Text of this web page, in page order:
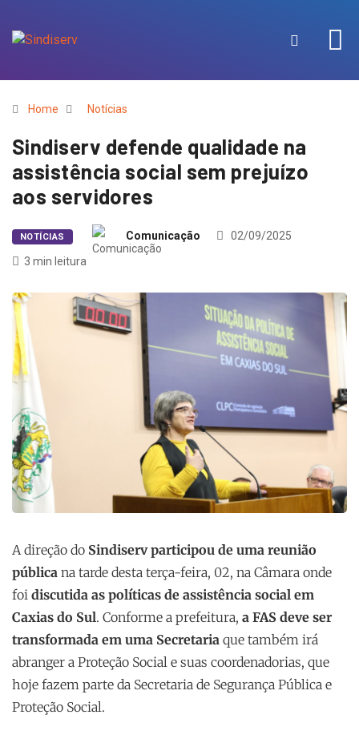
Home Notícias
Sindiserv defende qualidade na
assistência social sem prejuízo
aos servidores
NOTÍCIAS Comunicação
02/09/2025
3 min leitura
A direção do Sindiserv participou de uma reunião
pública na tarde desta terça-feira, 02, na Câmara onde
foi discutida as políticas de assistência social em
Caxias do Sul. Conforme a prefeitura, a FAS deve ser
transformada em uma Secretaria que também irá
abranger a Proteção Social e suas coordenadorias, que
hoje fazem parte da Secretaria de Segurança Pública e
Proteção Social.